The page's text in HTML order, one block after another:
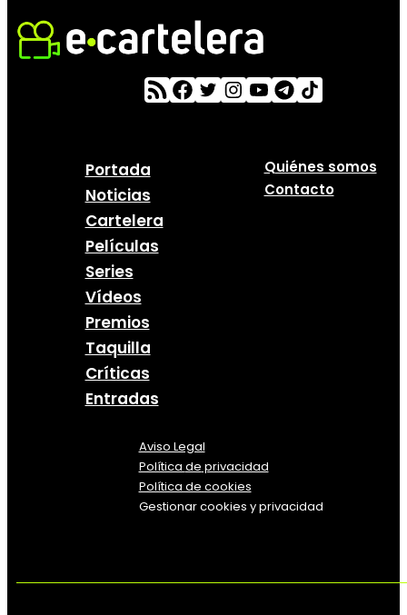
Portada
Noticias
Cartelera
Películas
Series
Vídeos
Premios
Taquilla
Críticas
Entradas
Quiénes somos
Contacto
Aviso Legal
Política de privacidad
Política de cookies
Gestionar cookies y privacidad